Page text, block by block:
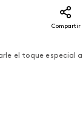
Compartir
el toque especial a